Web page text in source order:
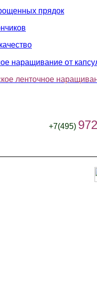
прядок
наращивание от
ленточное
+7(495)